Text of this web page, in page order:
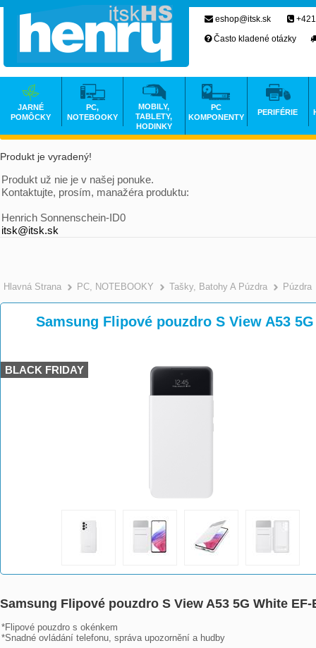
Produkt je vyradený!
Produkt už nie je v našej ponuke.
Kontaktujte, prosím, manažéra produktu:
Henrich Sonnenschein-ID0
itsk@itsk.sk
Hlavná Strana >
PC, NOTEBOOKY >
Tašky, Batohy A Púzdra Púzdra
Samsung Flipové pouzdro S View A53
BLACK FRIDAY
Samsung Flipové pouzdro S View A53 5G White EF-
*Flipové pouzdro s okénkem
*Snadné ovládání telefonu, správa upozornění a hudby
eshop@itsk.sk
Často kladené otázky
JARNÉ
POMÔCKY
PC,
NOTEBOOKY
MOBILY,
TABLETY,
HODINKY
PC
KOMPONENTY
PERIFÉRIE